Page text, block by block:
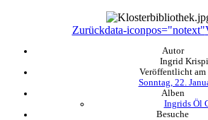
Zurückdata-iconpos="notext"
Autor
Ingrid
Veröffentlicht am
Sonntag, 22.
Alben
Ingrids Öl
Besuche